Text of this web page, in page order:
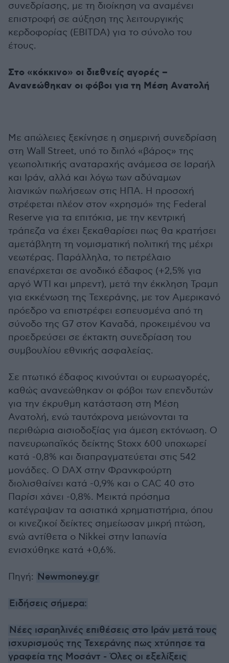
συνεδρίασης, με τη διοίκηση να αναμένει
επιστροφή σε αύξηση της λειτουργικής
κερδοφορίας (EBITDA) για το σύνολο του
έτους.
Στο «κόκκινο» οι διεθνείς αγορές –
Ανανεώθηκαν οι φόβοι για τη Μέση Ανατολή
Με απώλειες ξεκίνησε η σημερινή συνεδρίαση
στη Wall Street, υπό το διπλό «βάρος» της
γεωπολιτικής αναταραχής ανάμεσα σε Ισραήλ
και Ιράν, αλλά και λόγω των αδύναμων
λιανικών πωλήσεων στις ΗΠΑ. Η προσοχή
στρέφεται πλέον στον «χρησμό» της Federal
Reserve για τα επιτόκια, με την κεντρική
τράπεζα να έχει ξεκαθαρίσει πως θα κρατήσει
αμετάβλητη τη νομισματική πολιτική της μέχρι
νεωτέρας. Παράλληλα, το πετρέλαιο
επανέρχεται σε ανοδικό έδαφος (+2,5% για
αργό WTI και μπρεντ), μετά την έκκληση Τραμπ
για εκκένωση της Τεχεράνης, με τον Αμερικανό
πρόεδρο να επιστρέφει εσπευσμένα από τη
σύνοδο της G7 στον Καναδά, προκειμένου να
προεδρεύσει σε έκτακτη συνεδρίαση του
συμβουλίου εθνικής ασφαλείας.
Σε πτωτικό έδαφος κινούνται οι ευρωαγορές,
καθώς ανανεώθηκαν οι φόβοι των επενδυτών
για την έκρυθμη κατάσταση στη Μέση
Ανατολή, ενώ ταυτόχρονα μειώνονται τα
περιθώρια αισιοδοξίας για άμεση εκτόνωση. Ο
πανευρωπαϊκός δείκτης Stoxx 600 υποχωρεί
κατά -0,8% και διαπραγματεύεται στις 542
μονάδες. Ο DAX στην Φρανκφούρτη
διολισθαίνει κατά -0,9% και ο CAC 40 στο
Παρίσι χάνει -0,8%. Μεικτά πρόσημα
κατέγραψαν τα ασιατικά χρηματιστήρια, όπου
οι κινεζικοί δείκτες σημείωσαν μικρή πτώση,
ενώ αντίθετα ο Nikkei στην Ιαπωνία
ενισχύθηκε κατά +0,6%.
Πηγή: Newmoney.gr
Ειδήσεις σήμερα:
Νέες ισραηλινές επιθέσεις στο Ιράν μετά τους
ισχυρισμούς της Τεχεράνης πως χτύπησε τα
γραφεία της Μοσάντ - Όλες οι εξελίξεις